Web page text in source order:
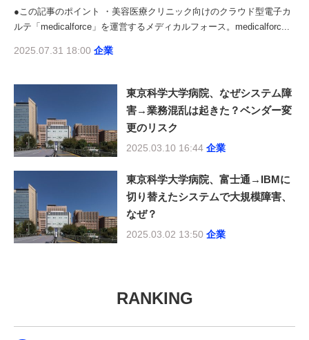
●この記事のポイント ・美容医療クリニック向けのクラウド型電子カ
ルテ「medicalforce」を運営するメディカルフォース。medicalforc...
2025.07.31 18:00 企業
東京科学大学病院、なぜシステム障
害→業務混乱は起きた？ベンダー変
更のリスク
2025.03.10 16:44 企業
東京科学大学病院、富士通→IBMに
切り替えたシステムで大規模障害、
なぜ？
2025.03.02 13:50 企業
RANKING